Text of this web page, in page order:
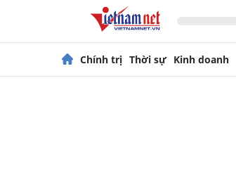
Chính trị Thời sự Kinh doanh